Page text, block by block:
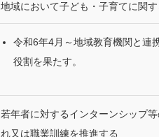
地域において子ども・子育てに関
令和6年4月～地域教育機関と連
役割を果たす。
若年者に対するインターンシップ
れ又は職業訓練を推進する